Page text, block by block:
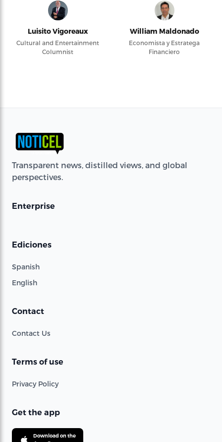
Luisito Vigoreaux
Cultural and Entertainment
Columnist
William Maldonado
Economista y Estratega
Financiero
Transparent news, distilled views, and global
perspectives.
Enterprise
Ediciones
Spanish
English
Contact
Contact Us
Terms of use
Privacy Policy
Get the app
Download on the